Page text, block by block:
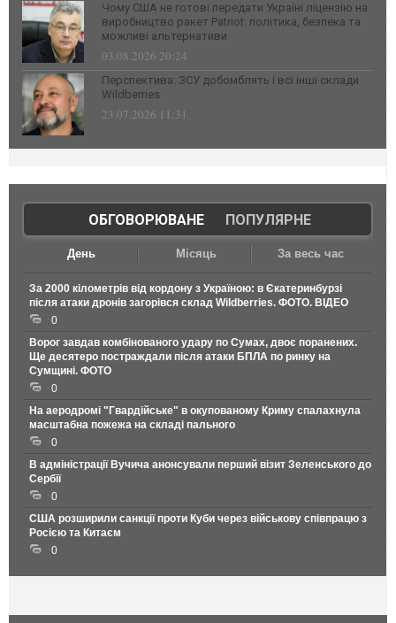
Чому США не готові передати Україні ліцензію на
виробництво ракет Patriot: політика, безпека та
можливі альтернативи
03.08.2026 20:24
Перспектива: ЗСУ добомблять і всі інші склади
Wildberries
23.07.2026 11:31
ОБГОВОРЮВАНЕ| ПОПУЛЯРНЕ
День Місяць За весь час
За 2000 кілометрів від кордону з Україною: в Єкатеринбурзі
після атаки дронів загорівся склад Wildberries. ФОТО. ВІДЕО
0
Ворог завдав комбінованого удару по Сумах, двоє поранених.
Ще десятеро постраждали після атаки БПЛА по ринку на
Сумщині. ФОТО
0
На аеродромі "Гвардійське" в окупованому Криму спалахнула
масштабна пожежа на складі пального
0
В адміністрації Вучича анонсували перший візит Зеленського до
Сербії
0
США розширили санкції проти Куби через військову співпрацю з
Росією та Китаєм
0